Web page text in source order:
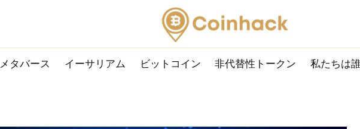
メタバース イーサリアム ビットコイン 非代替性トークン 私たちは